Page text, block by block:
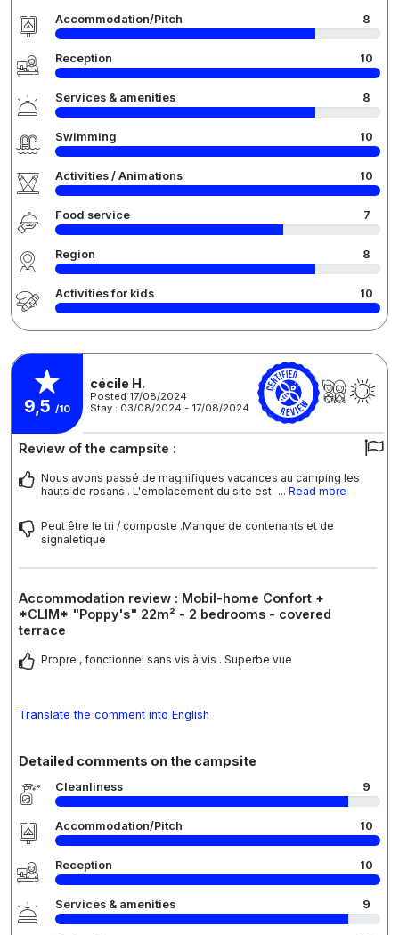
Accommodation/Pitch 8
Reception 10
Services & amenities 8
Swimming 10
Activities / Animations 10
Food service 7
Region 8
Activities for kids 10
9,5 /10
cécile H.
Posted 17/08/2024
Stay : 03/08/2024 - 17/08/2024
Review of the campsite :
Nous avons passé de magnifiques vacances au camping les
hauts de rosans . L'emplacement du site est ... Read more
Peut être le tri / composte .Manque de contenants et de
signaletique
Accommodation review : Mobil-home Confort +
*CLIM* "Poppy's" 22m² - 2 bedrooms - covered
terrace
Propre , fonctionnel sans vis à vis . Superbe vue
Translate the comment into English
Detailed comments on the campsite
Cleanliness 9
Accommodation/Pitch 10
Reception 10
Services & amenities 9